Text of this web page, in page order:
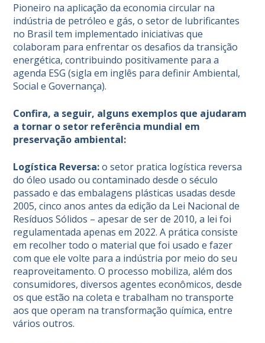
Pioneiro na aplicação da economia circular na
indústria de petróleo e gás, o setor de lubrificantes
no Brasil tem implementado iniciativas que
colaboram para enfrentar os desafios da transição
energética, contribuindo positivamente para a
agenda ESG (sigla em inglês para definir Ambiental,
Social e Governança).
Confira, a seguir, alguns exemplos que ajudaram
a tornar o setor referência mundial em
preservação ambiental:
Logística Reversa:o setor pratica logística reversa
do óleo usado ou contaminado desde o século
passado e das embalagens plásticas usadas desde
2005, cinco anos antes da edição da Lei Nacional de
Resíduos Sólidos – apesar de ser de 2010, a lei foi
regulamentada apenas em 2022. A prática consiste
em recolher todo o material que foi usado e fazer
com que ele volte para a indústria por meio do seu
reaproveitamento. O processo mobiliza, além dos
consumidores, diversos agentes econômicos, desde
os que estão na coleta e trabalham no transporte
aos que operam na transformação química, entre
vários outros.